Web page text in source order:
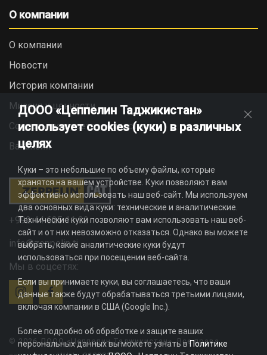
О компании
О компании
Новости
История компании
Миссия и ценности
Социальная ответственность
Вакансии
+992 44 625 11 22
info@zeppelin.tj
Мы в соцсетях:
© 2026 ДООО «Цеппелин Таджикистан». Все права
ДООО «Цеппелин Таджикистан»
использует cookies (куки) в различных
целях
Куки – это небольшие по объему файлы, которые
хранятся на вашем устройстве. Куки позволяют вам
эффективно использовать наш веб-сайт. Мы используем
два основных вида куки: технические и аналитические.
Технические куки позволяют вам использовать наш веб-
сайт и от них невозможно отказаться. Однако вы можете
выбрать, какие аналитические куки будут
использоваться при посещении веб-сайта.
Если вы принимаете куки, вы соглашаетесь, что ваши
данные также будут обрабатываться третьими лицами,
включая компании в США (Google Inc.).
Более подробно об обработке и защите ваших
персональных данных вы можете узнать вПолитике